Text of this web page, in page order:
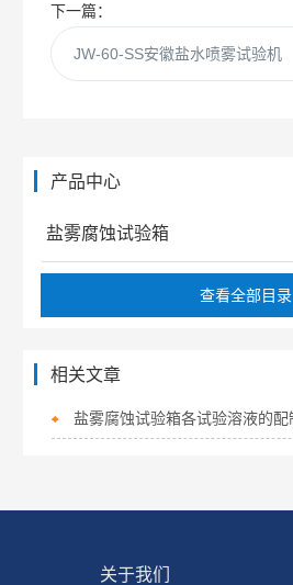
下一篇：
JW-60-SS安徽盐水喷雾试验机
产品中心
盐雾腐蚀试验箱
查看全部目录
相关文章
盐雾腐蚀试验箱各试验溶液的配
关于我们